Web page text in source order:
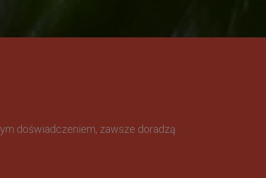
doświadczeniem, zawsze doradzą